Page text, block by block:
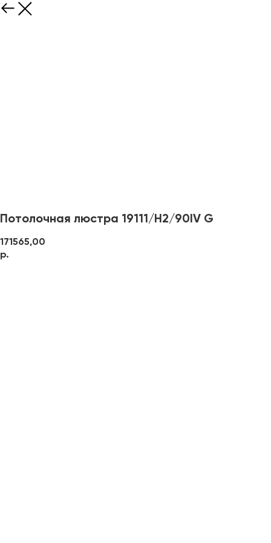
Потолочная люстра 19111/H2/90IV G
171565,00
р.